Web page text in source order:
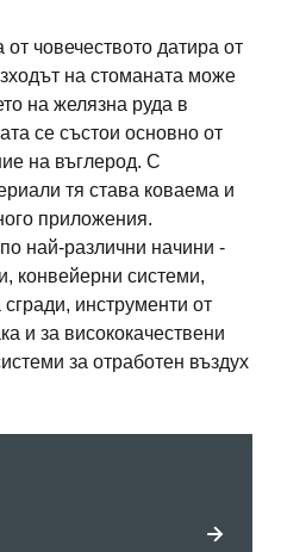
човечеството датира от
на стоманата може
на желязна руда в
се състои основно от
на въглерод. С
тя става коваема и
приложения.
най-различни начини -
конвейерни системи,
инструменти от
и за висококачествени
за отработен въздух